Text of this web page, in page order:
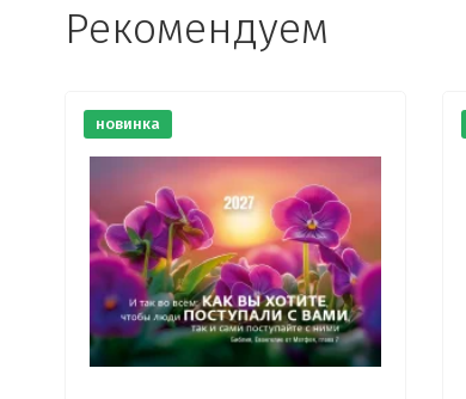
Рекомендуем
новинка